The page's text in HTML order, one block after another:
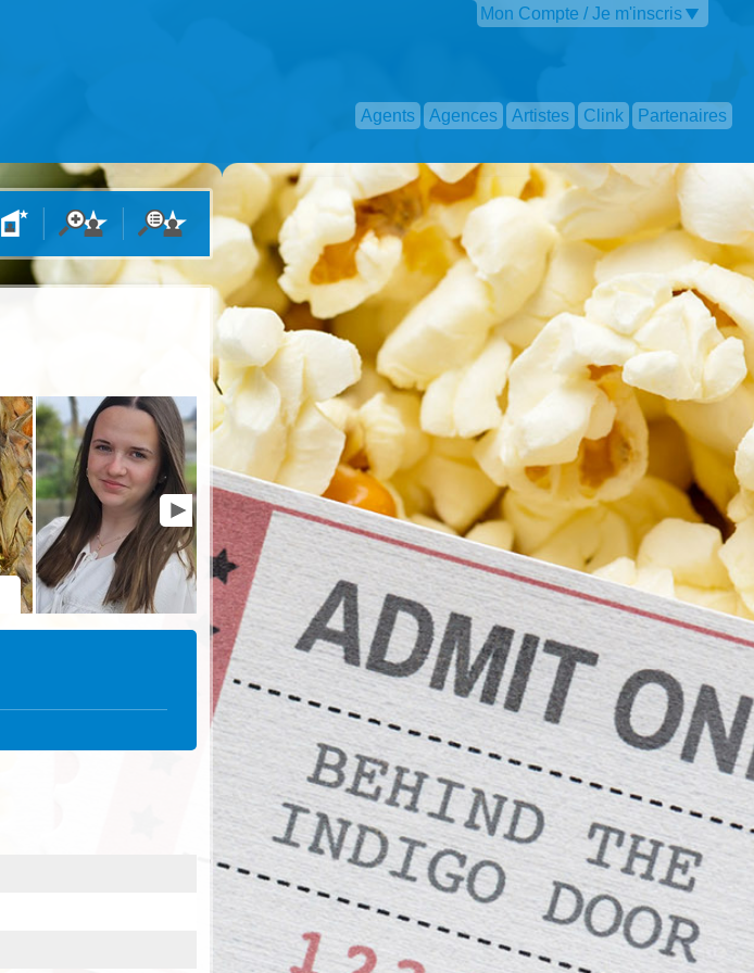
Mon Compte / Je m'inscris
Agents Agences Artistes Clink Partenaires